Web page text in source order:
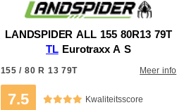
LANDSPIDER ALL 155 80R13 79T
TLEurotraxx A S
155 / 80 R 13 79T Meer info
7.5 Kwaliteitsscore